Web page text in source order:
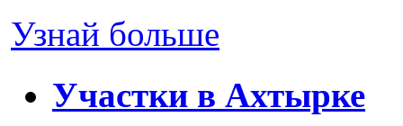
Узнай больше
Участки в Ахтырке